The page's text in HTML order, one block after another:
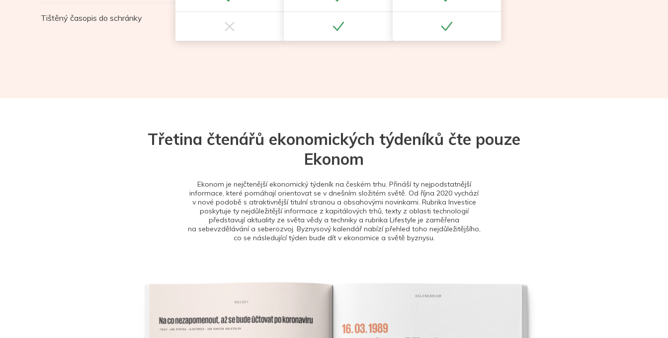
Tištěný časopis do schránky
Třetina čtenářů ekonomických týdeníků čte pouze
Ekonom
Ekonom je nejčtenější ekonomický týdeník na českém trhu. Přináší ty nejpodstatnější
informace, které pomáhají orientovat se v dnešním složitém světě. Od října 2020 vychází
v nové podobě s atraktivnější titulní stranou a obsahovými novinkami. Rubrika Investice
poskytuje ty nejdůležitější informace z kapitálových trhů, texty z oblasti technologií
představují aktuality ze světa vědy a techniky a rubrika Lifestyle je zaměřena
na sebevzdělávání a seberozvoj. Byznysový kalendář nabízí přehled toho nejdůležitějšího,
co se následující týden bude dít v ekonomice a světě byznysu.